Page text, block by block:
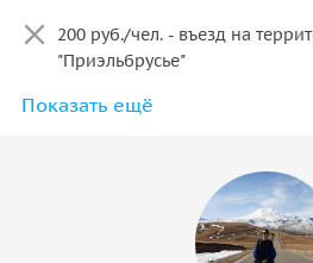
200 руб./чел. - въезд на
"Приэльбрусье"
1'000 руб./чел. - расширение
питание и напитки в кафе
сувенирная продукция
Показать ещё